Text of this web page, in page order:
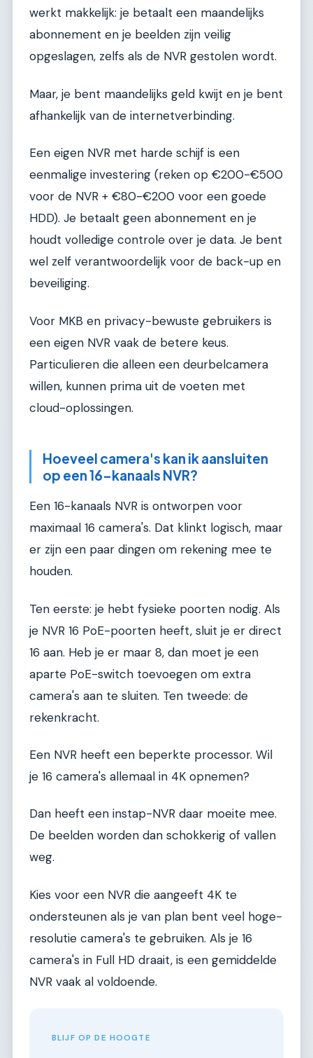
werkt makkelijk: je betaalt een maandelijks
abonnement en je beelden zijn veilig
opgeslagen, zelfs als de NVR gestolen wordt.
Maar, je bent maandelijks geld kwijt en je bent
afhankelijk van de internetverbinding.
Een eigen NVR met harde schijf is een
eenmalige investering (reken op €200-€500
voor de NVR + €80-€200 voor een goede
HDD). Je betaalt geen abonnement en je
houdt volledige controle over je data. Je bent
wel zelf verantwoordelijk voor de back-up en
beveiliging.
Voor MKB en privacy-bewuste gebruikers is
een eigen NVR vaak de betere keus.
Particulieren die alleen een deurbelcamera
willen, kunnen prima uit de voeten met
cloud-oplossingen.
Hoeveel camera's kan ik aansluiten
op een 16-kanaals NVR?
Een 16-kanaals NVR is ontworpen voor
maximaal 16 camera's. Dat klinkt logisch, maar
er zijn een paar dingen om rekening mee te
houden.
Ten eerste: je hebt fysieke poorten nodig. Als
je NVR 16 PoE-poorten heeft, sluit je er direct
16 aan. Heb je er maar 8, dan moet je een
aparte PoE-switch toevoegen om extra
camera's aan te sluiten. Ten tweede: de
rekenkracht.
Een NVR heeft een beperkte processor. Wil
je 16 camera's allemaal in 4K opnemen?
Dan heeft een instap-NVR daar moeite mee.
De beelden worden dan schokkerig of vallen
weg.
Kies voor een NVR die aangeeft 4K te
ondersteunen als je van plan bent veel hoge-
resolutie camera's te gebruiken. Als je 16
camera's in Full HD draait, is een gemiddelde
NVR vaak al voldoende.
BLIJF OP DE HOOGTE